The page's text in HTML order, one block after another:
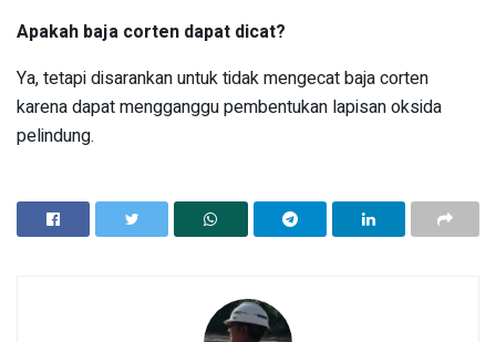
Apakah baja corten dapat dicat?
Ya, tetapi disarankan untuk tidak mengecat baja corten
karena dapat mengganggu pembentukan lapisan oksida
pelindung.